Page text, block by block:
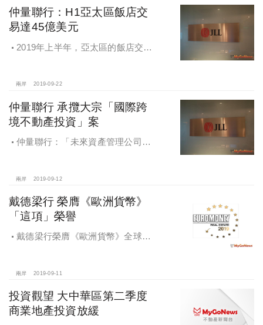
仲量聯行：H1亞太區飯店交
易達45億美元
2019年上半年，亞太區的飯店交易
兩岸 2019-09-22
仲量聯行 承攬大宗「國際跨
境不動產投資」案
仲量聯行：「未來資產管理公司」
兩岸 2019-09-12
戴德梁行 榮膺《歐洲貨幣》
「這項」榮譽
戴德梁行榮膺《歐洲貨幣》全球最
排名第一
兩岸 2019-09-11
投資觀望 大中華區第二季度
商業地產投資放緩